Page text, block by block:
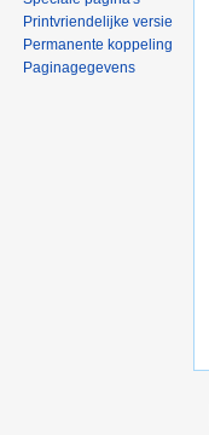
Printvriendelijke versie
Permanente koppeling
Paginagegevens